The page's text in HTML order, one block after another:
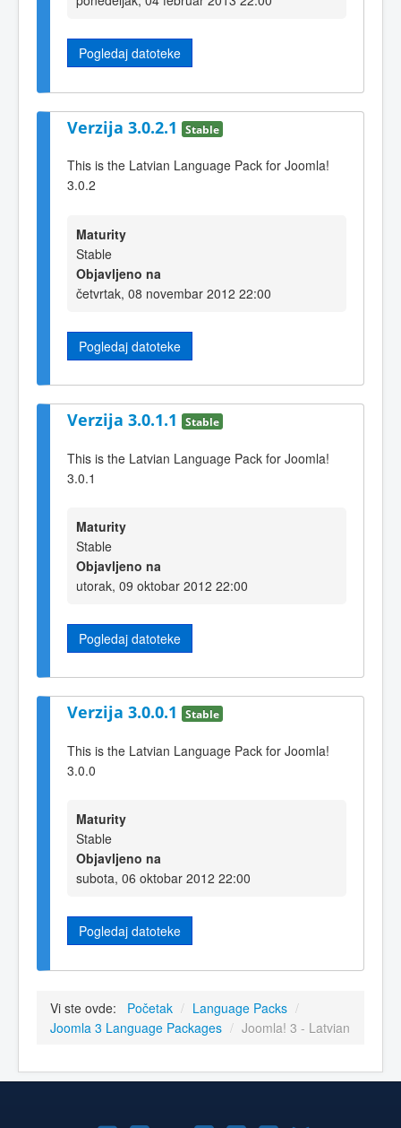
Pogledaj datoteke
Verzija 3.0.2.1 Stable
This is the Latvian Language Pack for Joomla!
3.0.2
Maturity
Stable
Objavljeno na
četvrtak, 08 novembar 2012 22:00
Pogledaj datoteke
Verzija 3.0.1.1 Stable
This is the Latvian Language Pack for Joomla!
3.0.1
Maturity
Stable
Objavljeno na
utorak, 09 oktobar 2012 22:00
Pogledaj datoteke
Verzija 3.0.0.1 Stable
This is the Latvian Language Pack for Joomla!
3.0.0
Maturity
Stable
Objavljeno na
subota, 06 oktobar 2012 22:00
Pogledaj datoteke
Vi ste ovde: Početak / Language Packs /
Joomla 3 Language Packages / Joomla! 3 - Latvian